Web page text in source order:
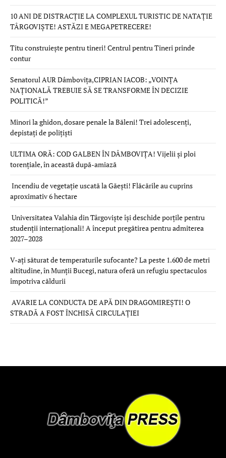
10 ANI DE DISTRACȚIE LA COMPLEXUL TURISTIC DE NATAȚIE
TÂRGOVIȘTE! ASTĂZI E MEGAPETRECERE!
Titu construiește pentru tineri! Centrul pentru Tineri prinde
contur
Senatorul AUR Dâmbovița,CIPRIAN IACOB: „VOINȚA
NAȚIONALĂ TREBUIE SĂ SE TRANSFORME ÎN DECIZIE
POLITICĂ!”
Minori la ghidon, dosare penale la Băleni! Trei adolescenți,
depistați de polițiști
ULTIMA ORĂ: COD GALBEN ÎN DÂMBOVIȚA! Vijelii și ploi
torențiale, în această după-amiază
Incendiu de vegetație uscată la Găești! Flăcările au cuprins
aproximativ 6 hectare
Universitatea Valahia din Târgoviște își deschide porțile pentru
studenții internaționali! A început pregătirea pentru admiterea
2027–2028
V-ați săturat de temperaturile sufocante? La peste 1.600 de metri
altitudine, în Munții Bucegi, natura oferă un refugiu spectaculos
împotriva căldurii
AVARIE LA CONDUCTA DE APĂ DIN DRAGOMIREȘTI! O
STRADĂ A FOST ÎNCHISĂ CIRCULAȚIEI